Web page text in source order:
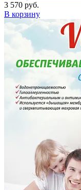
3 570 руб.
В корзину